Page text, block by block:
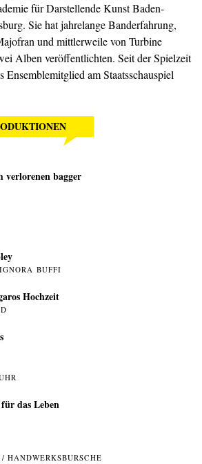
für Darstellende Kunst Baden-
Sie hat jahrelange Banderfahrung,
und mittlerweile von Turbine
Alben veröffentlichten. Seit der Spielzeit
Ensemblemitglied am Staatsschauspiel
verlorenen bagger
BUFFI
Hochzeit
das Leben
HANDWERKSBURSCHE